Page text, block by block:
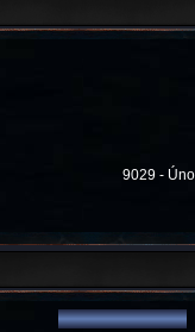
9029 -